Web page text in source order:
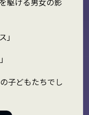
」
子どもたちでし